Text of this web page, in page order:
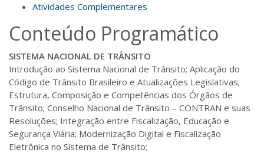
180 H 23dias 90dias
R$ 892,23
200 H 25dias 90dias
R$ 991,36
Matricular
220 H 28dias 90dias
R$ 1.090,51
Matricular
Atividades Complementares
Conteúdo Programático
SISTEMA NACIONAL DE TRÂNSITO
Introdução ao Sistema Nacional de Trânsito; Aplicação do
Código de Trânsito Brasileiro e Atualizações Legislativas;
Estrutura, Composição e Competências dos Órgãos de
Trânsito; Conselho Nacional de Trânsito – CONTRAN e suas
Resoluções; Integração entre Fiscalização, Educação e
Segurança Viária; Modernização Digital e Fiscalização
Eletrônica no Sistema de Trânsito;